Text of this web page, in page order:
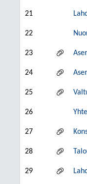
21
22
23
24
25
26
27
28
29